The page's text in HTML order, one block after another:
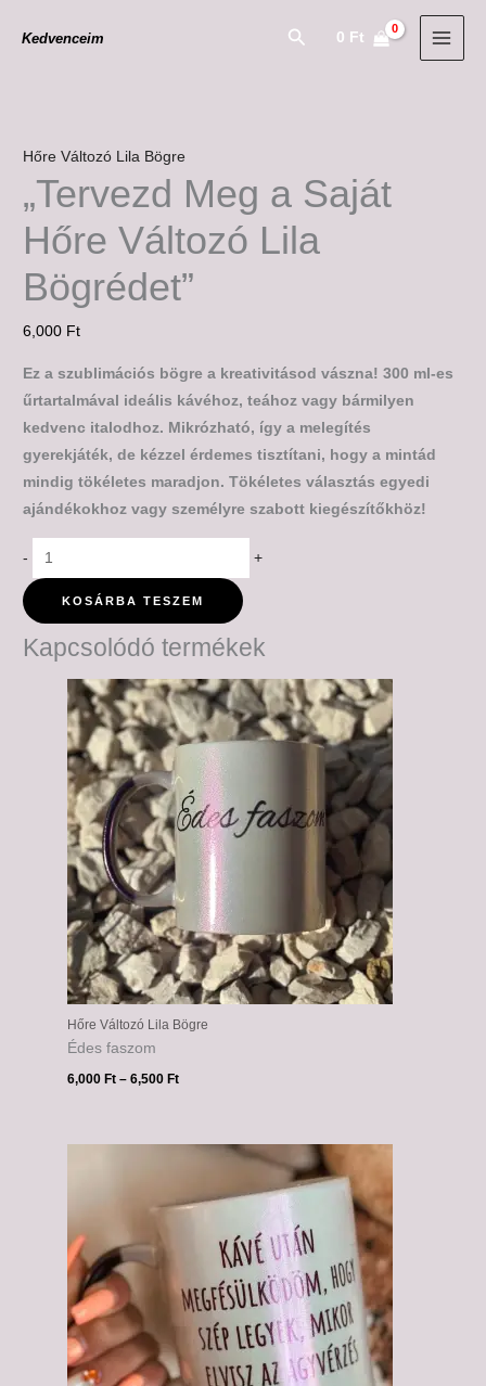
Kedvenceim Search
0 Ft
Hőre Változó Lila Bögre
„Tervezd Meg a Saját
Hőre Változó Lila
Bögrédet”
6,000 Ft
Ez a szublimációs bögre a kreativitásod vászna! 300 ml-es
űrtartalmával ideális kávéhoz, teához vagy bármilyen
kedvenc italodhoz. Mikrózható, így a melegítés
gyerekjáték, de kézzel érdemes tisztítani, hogy a mintád
mindig tökéletes maradjon. Tökéletes választás egyedi
ajándékokhoz vagy személyre szabott kiegészítőkhöz!
-
Meg
Változó
Bögrédet"
mennyiség
+
KOSÁRBA TESZEM
Kapcsolódó termékek
Hőre Változó Lila Bögre
Édes faszom
6,000Ft – 6,500Ft
6,000 Ft
-
6,500 Ft
6,000 Ft